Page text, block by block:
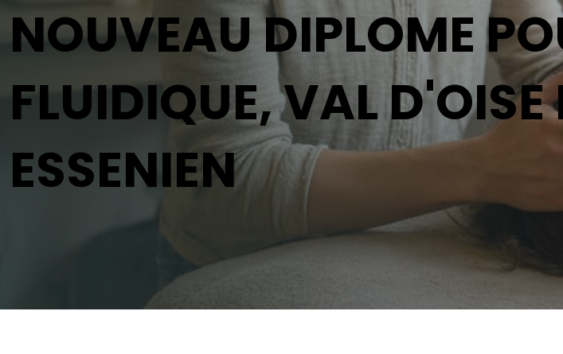
NOUVEAU DIPLOME
FLUIDIQUE, VAL D'OISE
ESSENIEN